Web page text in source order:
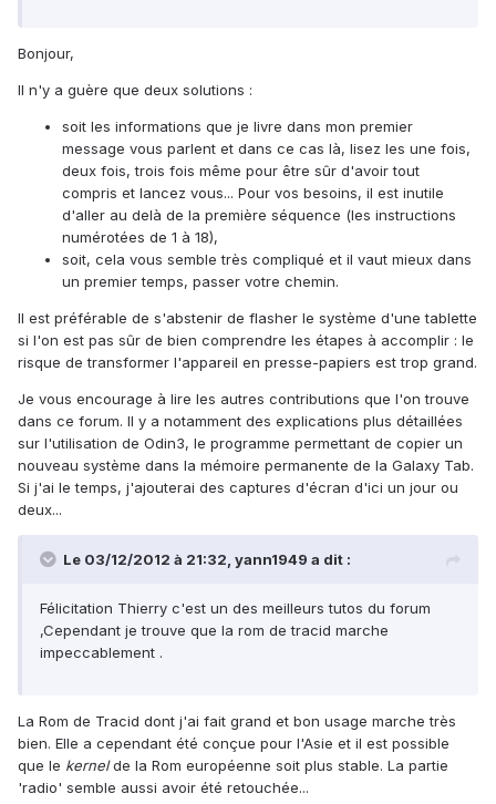
Bonjour,
Il n'y a guère que deux solutions :
soit les informations que je livre dans mon premier
message vous parlent et dans ce cas là, lisez les une fois,
deux fois, trois fois même pour être sûr d'avoir tout
compris et lancez vous... Pour vos besoins, il est inutile
d'aller au delà de la première séquence (les instructions
numérotées de 1 à 18),
soit, cela vous semble très compliqué et il vaut mieux dans
un premier temps, passer votre chemin.
Il est préférable de s'abstenir de flasher le système d'une tablette
si l'on est pas sûr de bien comprendre les étapes à accomplir : le
risque de transformer l'appareil en presse-papiers est trop grand.
Je vous encourage à lire les autres contributions que l'on trouve
dans ce forum. Il y a notamment des explications plus détaillées
sur l'utilisation de Odin3, le programme permettant de copier un
nouveau système dans la mémoire permanente de la Galaxy Tab.
Si j'ai le temps, j'ajouterai des captures d'écran d'ici un jour ou
deux...
Le 03/12/2012 à 21:32, yann1949 a dit :
Félicitation Thierry c'est un des meilleurs tutos du forum
,Cependant je trouve que la rom de tracid marche
impeccablement .
La Rom de Tracid dont j'ai fait grand et bon usage marche très
bien. Elle a cependant été conçue pour l'Asie et il est possible
que le kernelde la Rom européenne soit plus stable. La partie
'radio' semble aussi avoir été retouchée...